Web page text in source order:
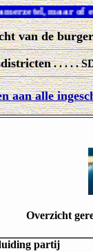
maar
van de
. . . . .
aan alle
Overzicht
partij